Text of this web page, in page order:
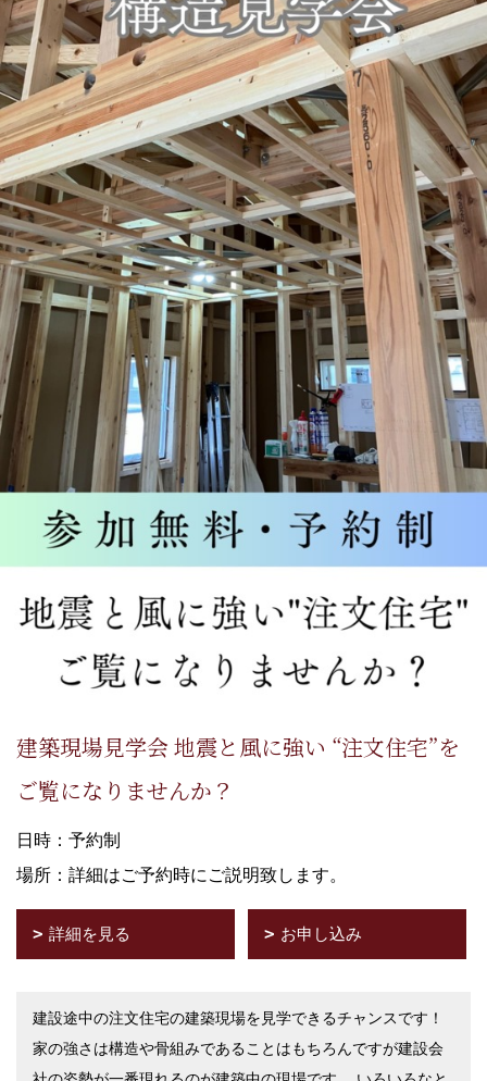
建築現場見学会 地震と風に強い “注文住宅”を
ご覧になりませんか？
日時：予約制
場所：詳細はご予約時にご説明致します。
詳細を見る お申し込み
建設途中の注文住宅の建築現場を見学できるチャンスです！
家の強さは構造や骨組みであることはもちろんですが建設会